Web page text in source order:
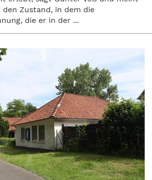
Zustand, in dem die
die er in der ...